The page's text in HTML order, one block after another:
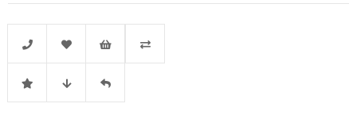
Telefonla Favorilere İstek